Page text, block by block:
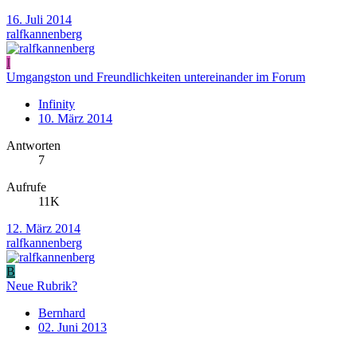
16. Juli 2014
ralfkannenberg
I
Umgangston und Freundlichkeiten untereinander im Forum
Infinity
10. März 2014
Antworten
7
Aufrufe
11K
12. März 2014
ralfkannenberg
B
Neue Rubrik?
Bernhard
02. Juni 2013